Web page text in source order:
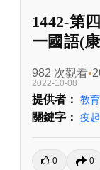
1442-第
一國語(
982 次觀看
2022-10-08
提供者： 教
關鍵字： 疫
0 0